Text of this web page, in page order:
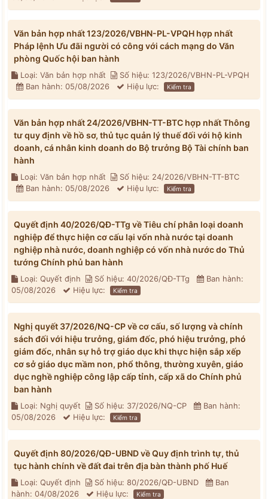
Văn bản hợp nhất 123/2026/VBHN-PL-VPQH hợp nhất
Pháp lệnh Ưu đãi người có công với cách mạng do Văn
phòng Quốc hội ban hành
Loại: Văn bản hợp nhất
Số hiệu: 123/2026/VBHN-PL-VPQH
Ban hành: 05/08/2026
Hiệu lực: Kiểm tra
Văn bản hợp nhất 24/2026/VBHN-TT-BTC hợp nhất Thông
tư quy định về hồ sơ, thủ tục quản lý thuế đối với hộ kinh
doanh, cá nhân kinh doanh do Bộ trưởng Bộ Tài chính ban
hành
Loại: Văn bản hợp nhất
Số hiệu: 24/2026/VBHN-TT-BTC
Ban hành: 05/08/2026
Hiệu lực: Kiểm tra
Quyết định 40/2026/QĐ-TTg về Tiêu chí phân loại doanh
nghiệp để thực hiện cơ cấu lại vốn nhà nước tại doanh
nghiệp nhà nước, doanh nghiệp có vốn nhà nước do Thủ
tướng Chính phủ ban hành
Loại: Quyết định Số hiệu: 40/2026/QĐ-TTg
Ban hành:
05/08/2026
Hiệu lực: Kiểm tra
Nghị quyết 37/2026/NQ-CP về cơ cấu, số lượng và chính
sách đối với hiệu trưởng, giám đốc, phó hiệu trưởng, phó
giám đốc, nhân sự hỗ trợ giáo dục khi thực hiện sắp xếp
cơ sở giáo dục mầm non, phổ thông, thường xuyên, giáo
dục nghề nghiệp công lập cấp tỉnh, cấp xã do Chính phủ
ban hành
Loại: Nghị quyết Số hiệu: 37/2026/NQ-CP
Ban hành:
05/08/2026
Hiệu lực: Kiểm tra
Quyết định 80/2026/QĐ-UBND về Quy định trình tự, thủ
tục hành chính về đất đai trên địa bàn thành phố Huế
Loại: Quyết định Số hiệu: 80/2026/QĐ-UBND
Ban
hành: 04/08/2026
Hiệu lực: Kiểm tra